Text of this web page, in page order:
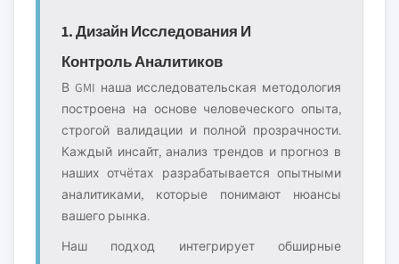
1. Дизайн Исследования И
Контроль Аналитиков
В GMI наша исследовательская методология
построена на основе человеческого опыта,
строгой валидации и полной прозрачности.
Каждый инсайт, анализ трендов и прогноз в
наших отчётах разрабатывается опытными
аналитиками, которые понимают нюансы
вашего рынка.
Наш подход интегрирует обширные